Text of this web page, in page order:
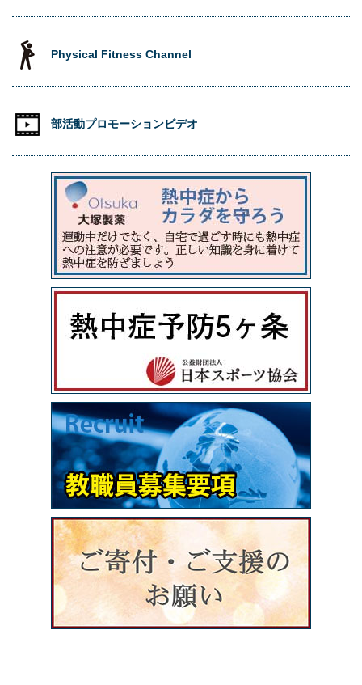
Physical Fitness Channel
部活動プロモーションビデオ